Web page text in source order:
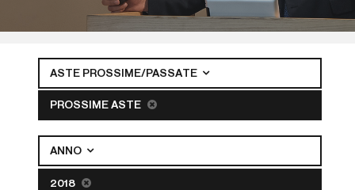
ASTE PROSSIME/PASSATE
PROSSIME ASTE
ANNO
2018